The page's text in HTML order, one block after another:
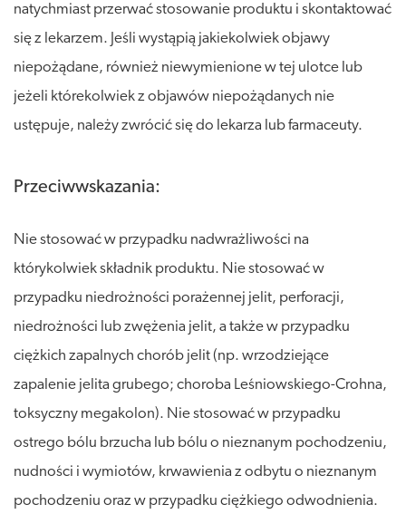
natychmiast przerwać stosowanie produktu i skontaktować
się z lekarzem. Jeśli wystąpią jakiekolwiek objawy
niepożądane, również niewymienione w tej ulotce lub
jeżeli którekolwiek z objawów niepożądanych nie
ustępuje, należy zwrócić się do lekarza lub farmaceuty.
Przeciwwskazania:
Nie stosować w przypadku nadwrażliwości na
którykolwiek składnik produktu. Nie stosować w
przypadku niedrożności porażennej jelit, perforacji,
niedrożności lub zwężenia jelit, a także w przypadku
ciężkich zapalnych chorób jelit (np. wrzodziejące
zapalenie jelita grubego; choroba Leśniowskiego-Crohna,
toksyczny megakolon). Nie stosować w przypadku
ostrego bólu brzucha lub bólu o nieznanym pochodzeniu,
nudności i wymiotów, krwawienia z odbytu o nieznanym
pochodzeniu oraz w przypadku ciężkiego odwodnienia.